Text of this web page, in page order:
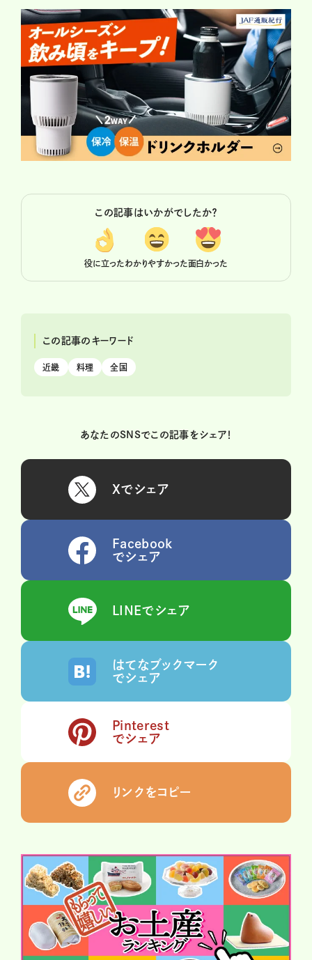
この記事はいかがでしたか？
役に立ったわかりやすかった面白かった
この記事のキーワード
近畿 料理 全国
あなたのSNSでこの記事をシェア！
Xでシェア
Facebook
でシェア
LINEでシェア
はてなブックマーク
でシェア
Pinterest
でシェア
リンクをコピー